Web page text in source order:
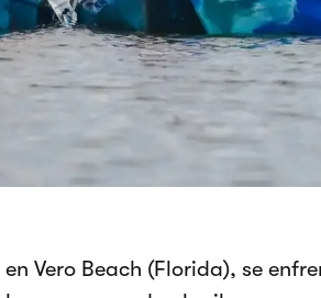
Vero Beach (Florida), se